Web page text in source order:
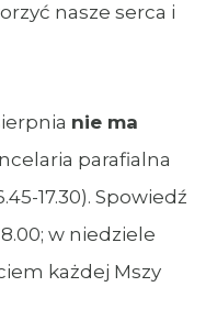
nasze serca i
nie ma
parafialna
17.30). Spowiedź
w niedziele
każdej Mszy